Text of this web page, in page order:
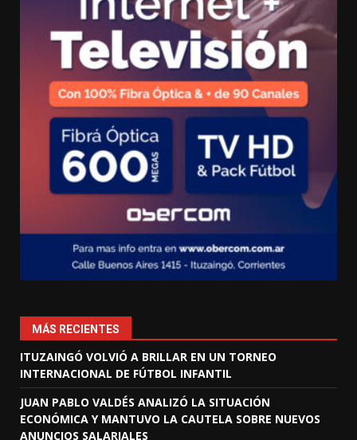
MÁS RECIENTES
ITUZAINGÓ VOLVIÓ A BRILLAR EN UN TORNEO
INTERNACIONAL DE FÚTBOL INFANTIL
JUAN PABLO VALDÉS ANALIZÓ LA SITUACIÓN
ECONÓMICA Y MANTUVO LA CAUTELA SOBRE NUEVOS
ANUNCIOS SALARIALES